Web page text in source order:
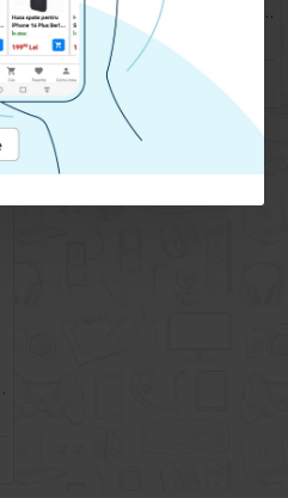
Husa spate pentru Honor 90 5G- KOOL Case
99.90 lei
Happy case